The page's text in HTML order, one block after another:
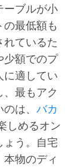
ーブルが小
の最低額も
ているた
少額でのプ
に適してい
、最もアク
は、 バカ
しめるオン
ょう。自宅
物のディ